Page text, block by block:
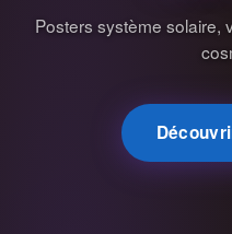
Posters système solaire,